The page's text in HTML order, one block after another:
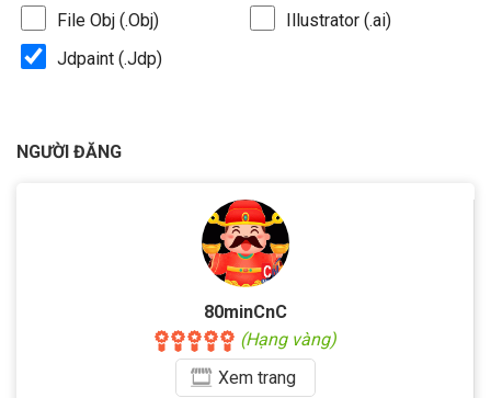
File Obj (.Obj)
Illustrator (.ai)
Jdpaint (.Jdp)
NGƯỜI ĐĂNG
80minCnC
(Hạng vàng)
Xemtrang